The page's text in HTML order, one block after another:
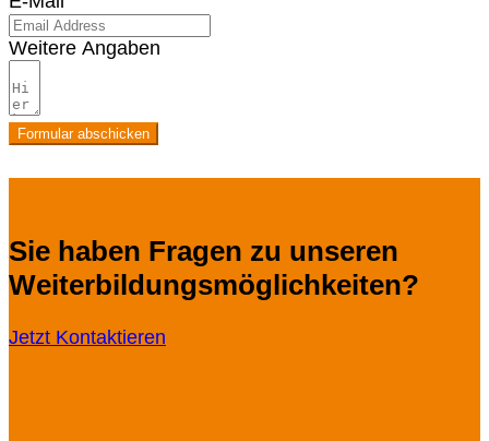
Weitere Angaben
Formular abschicken
Sie haben Fragen zu unseren
Weiterbildungsmöglichkeiten?
Jetzt Kontaktieren